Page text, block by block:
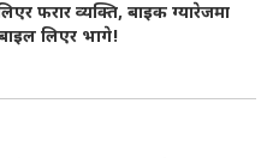
फरार व्यक्ति, बाइक ग्यारेजमा
लिएर भागे!